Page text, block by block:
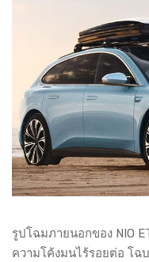
รูปโฉมภายนอกของ NIO
ความโค้งมนไร้รอยต่อ โฉ